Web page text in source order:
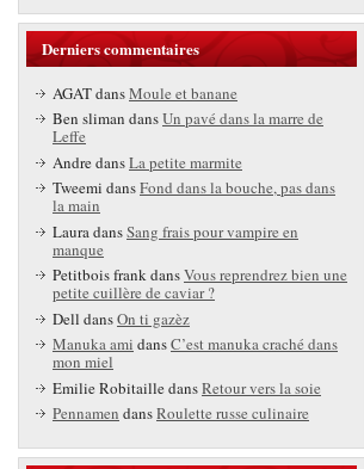
Derniers commentaires
AGATdansMoule et banane
Ben sliman dansUn pavé dans la marre de
Leffe
AndredansLa petite marmite
Tweemi dansFond dans la bouche, pas dans
la main
Laura dansSang frais pour vampire en
manque
Petitbois frankdansVous reprendrez bien une
petite cuillère de caviar ?
Dell dansOn ti gazèz
Manuka ami dansC’est manuka craché dans
mon miel
Emilie RobitailledansRetour vers la soie
Pennamen dansRoulette russe culinaire